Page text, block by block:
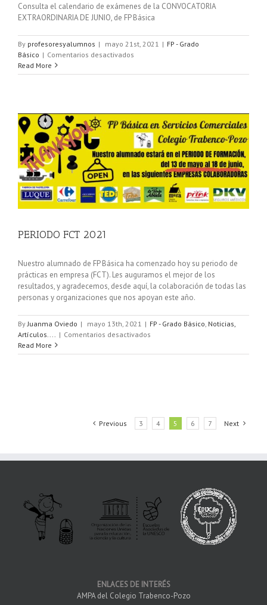
Consulta el calendario de exámenes de la CONVOCATORIA
EXTRAORDINARIA DE JUNIO, de FP Básica
By profesoresyalumnos | mayo 21st, 2021 | FP - Grado
Básico | Comentarios desactivados
EXÁMENES
EXTRAORDINARIA
Read More
PERIODO FCT 2021
Nuestro alumnado de FP Básica ha comenzado hoy su periodo de
prácticas en empresa (FCT). Les auguramos el mejor de los
resultados, y agradecemos, desde aquí, la colaboración de todas las
personas y organizaciones que nos apoyan este año.
By Juanma Oviedo | mayo 13th, 2021 | FP - Grado Básico Noticias,
Artículos....
| Comentarios desactivados
FCT
Read More
Previous 3 4 5 6 7 Next
ENLACES DE INTERÉS
AMPA del Colegio Trabenco-Pozo